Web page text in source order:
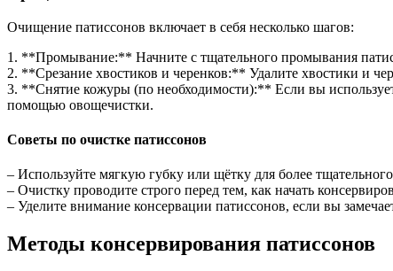
Очищение патиссонов включает в себя несколько шагов:
1. **Промывание:** Начните с тщательного промывания
2. **Срезание хвостиков и черенков:** Удалите хвостики и
3. **Снятие кожуры (по необходимости):** Если вы
помощью овощечистки.
Советы по очистке патиссонов
– Используйте мягкую губку или щётку для более
– Очистку проводите строго перед тем, как начать
– Уделите внимание консервации патиссонов, если вы
Методы консервирования патиссонов